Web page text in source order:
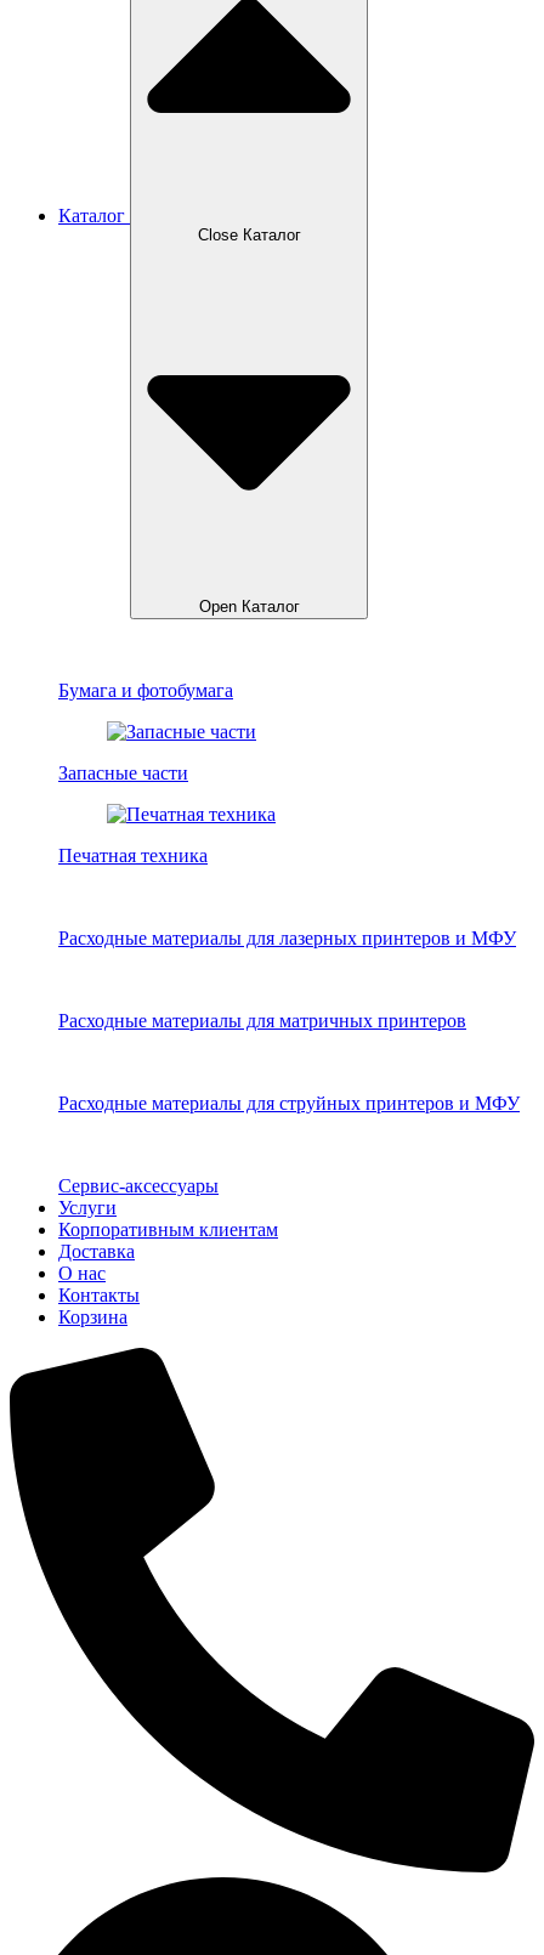
Каталог
Close Каталог
Open Каталог
Бумага и фотобумага
Запасные части
Печатная техника
Расходные материалы для лазерных принтеров и МФУ
Расходные материалы для матричных принтеров
Расходные материалы для струйных принтеров и МФУ
Сервис-аксессуары
Услуги
Корпоративным клиентам
Доставка
О нас
Контакты
Корзина